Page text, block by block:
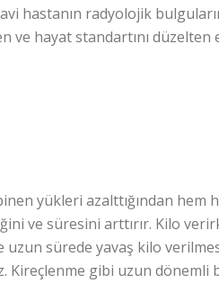
hastanın radyolojik
ve hayat standartını
yükleri azalttığından hem
ve süresini arttırır. Kilo
sürede yavaş kilo
Kireçlenme gibi uzun dönemli